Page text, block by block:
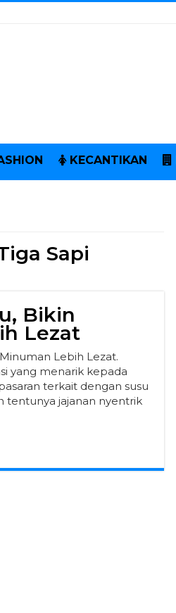
KECANTIKAN
Sapi
Bikin
Lezat
Lebih Lezat.
yang menarik kepada
terkait dengan susu
tentunya jajanan nyentrik